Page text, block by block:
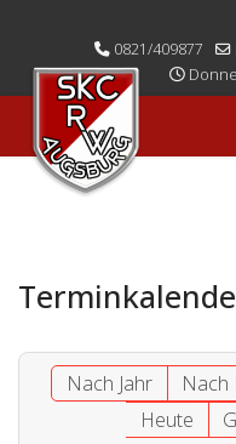
0821/409877
Nach Jahr Nach
Heute